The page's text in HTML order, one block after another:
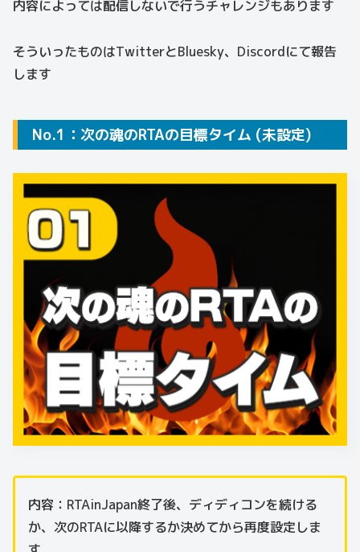
内容によっては配信しないで行うチャレンジもあります
そういったものはTwitterとBluesky、Discordにて報告
します
No.1：次の魂のRTAの目標タイム (未設定)
内容：RTAinJapan終了後、ディディコンを続ける
か、次のRTAに以降するか決めてから再度設定しま